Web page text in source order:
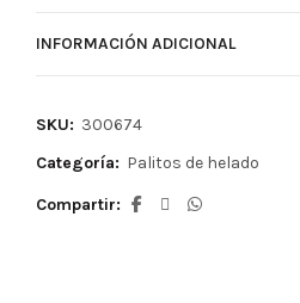
INFORMACIÓN ADICIONAL
SKU: 300674
Categoría: Palitos de helado
Compartir